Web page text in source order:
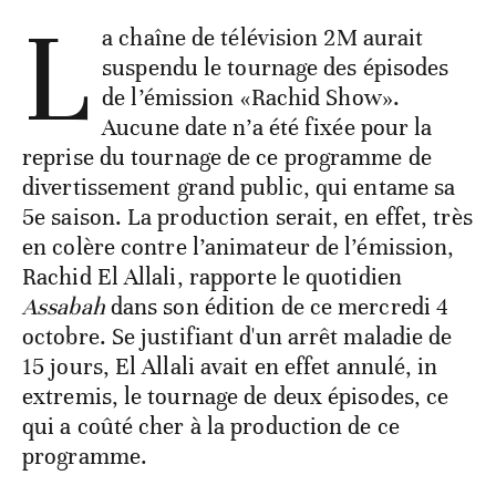
L a chaîne de télévision 2M aurait
suspendu le tournage des épisodes
de l’émission «Rachid Show».
Aucune date n’a été fixée pour la
reprise du tournage de ce programme de
divertissement grand public, qui entame sa
5e saison. La production serait, en effet, très
en colère contre l’animateur de l’émission,
Rachid El Allali, rapporte le quotidien
Assabahdans son édition de ce mercredi 4
octobre. Se justifiant d'un arrêt maladie de
15 jours, El Allali avait en effet annulé, in
extremis, le tournage de deux épisodes, ce
qui a coûté cher à la production de ce
programme.